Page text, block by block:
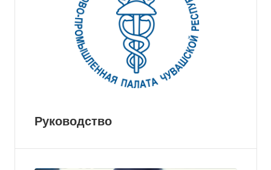
Руководство